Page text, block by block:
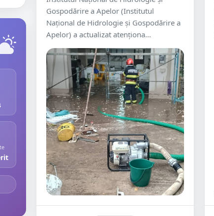
Gospodărire a Apelor (Institutul
Național de Hidrologie și Gospodărire a
Apelor) a actualizat atenționa...